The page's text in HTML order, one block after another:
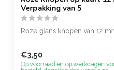
Verpakking van 5
Roze glans knopen van 12
€3,50
Op voorraad en op werkdagen